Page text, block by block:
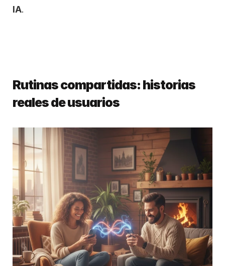
IA.
Rutinas compartidas: historias
reales de usuarios